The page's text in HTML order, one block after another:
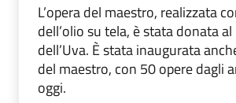
L’opera del maestro, realizzata
dell’olio su tela, è stata donata
dell’Uva. È stata inaugurata
del maestro, con 50 opere dagli
oggi.